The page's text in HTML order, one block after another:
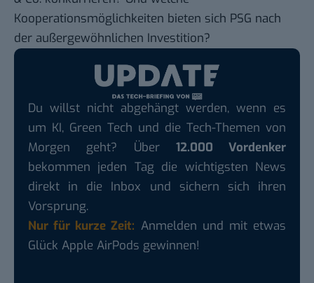
Kooperationsmöglichkeiten bieten sich PSG nach
der außergewöhnlichen Investition?
Du willst nicht abgehängt werden, wenn es
um KI, Green Tech und die Tech-Themen von
Morgen geht? Über 12.000 Vordenker
bekommen jeden Tag die wichtigsten News
direkt in die Inbox und sichern sich ihren
Vorsprung.
Nur für kurze Zeit: Anmelden und mit etwas
Glück Apple AirPods gewinnen!